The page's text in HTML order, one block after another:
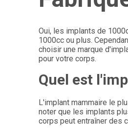
Oui, les implants de
1000cc ou plus.
choisir une marque
pour votre corps.
Quel est
L'implant mammaire le
noter que les implants
corps peut entraîner des